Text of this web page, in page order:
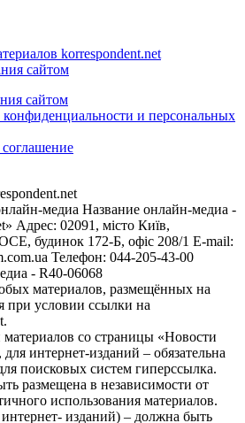
korrespondent.net
сайтом
сайтом
и персональных
соглашение
медиа Название онлайн-медиа -
Адрес: 02091, місто Київ,
будинок 172-Б, офіс 208/1 E-mail:
Телефон: 044-205-43-00
- R40-06068
материалов, размещённых на
при условии ссылки на
со страницы «Новости
интернет-изданий – обязательна
поисковых систем гиперссылка.
размещена в независимости от
использования материалов.
изданий) – должна быть